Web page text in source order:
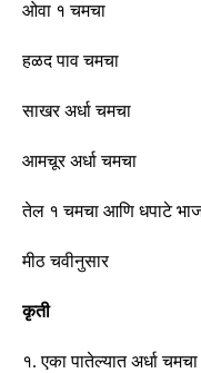
ओवा १ चमचा
हळद पाव चमचा
साखर अर्धा चमचा
आमचूर अर्धा चमचा
तेल १ चमचा आणि धपाटे
मीठ चवीनुसार
कृती
१.एका पातेल्यात अर्धा